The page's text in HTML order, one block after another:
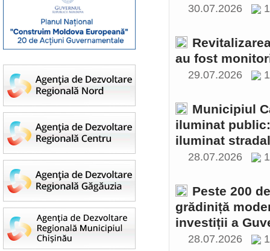
30.07.2026
au fost
29.07.2026
Municipiul
iluminat
iluminat
28.07.2026
Peste 200
grădiniță
investiții a
28.07.2026